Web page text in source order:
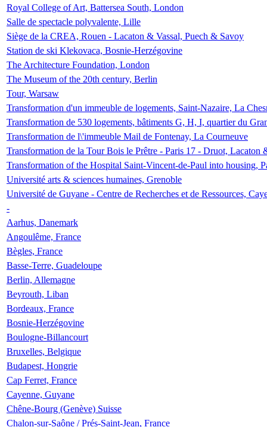
Royal College of Art, Battersea South, London
Salle de spectacle polyvalente, Lille
Siège de la CREA, Rouen - Lacaton & Vassal, Puech & Savoy
Station de ski Klekovaca, Bosnie-Herzégovine
The Architecture Foundation, London
The Museum of the 20th century, Berlin
Tour, Warsaw
Transformation d'un immeuble de logements, Saint-Nazaire, La
Transformation de 530 logements, bâtiments G, H, I, quartier du
Transformation de l\'immeuble Mail de Fontenay, La Courneuve
Transformation de la Tour Bois le Prêtre - Paris 17 - Druot, Lacaton
Transformation of the Hospital Saint-Vincent-de-Paul into housing,
Université arts & sciences humaines, Grenoble
Université de Guyane - Centre de Recherches et de Ressources,
-
Aarhus, Danemark
Angoulême, France
Bègles, France
Basse-Terre, Guadeloupe
Berlin, Allemagne
Beyrouth, Liban
Bordeaux, France
Bosnie-Herzégovine
Boulogne-Billancourt
Bruxelles, Belgique
Budapest, Hongrie
Cap Ferret, France
Cayenne, Guyane
Chêne-Bourg (Genève) Suisse
Chalon-sur-Saône / Prés-Saint-Jean, France